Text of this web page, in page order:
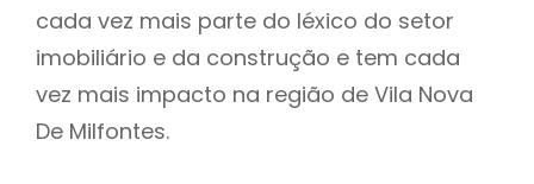
cada vez mais parte do léxico do setor
imobiliário e da construção e tem cada
vez mais impacto na região de Vila Nova
De Milfontes.